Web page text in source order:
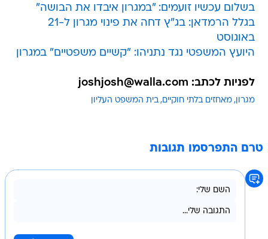
בשלום עכשיו זועמים: "במגרון איבדו את הבושה"
בגלל הרמדאן: בג"ץ דחה את פינוי מגרון ל-21
באוגוסט
היועץ המשפטי נגד נתניהו: "קשיים משפטיים" במגרון
לפניות לכתב: joshjosh@walla.com
מגרון מאחזים בלתי חוקיים בית המשפט העליון
טרם התפרסמו תגובות